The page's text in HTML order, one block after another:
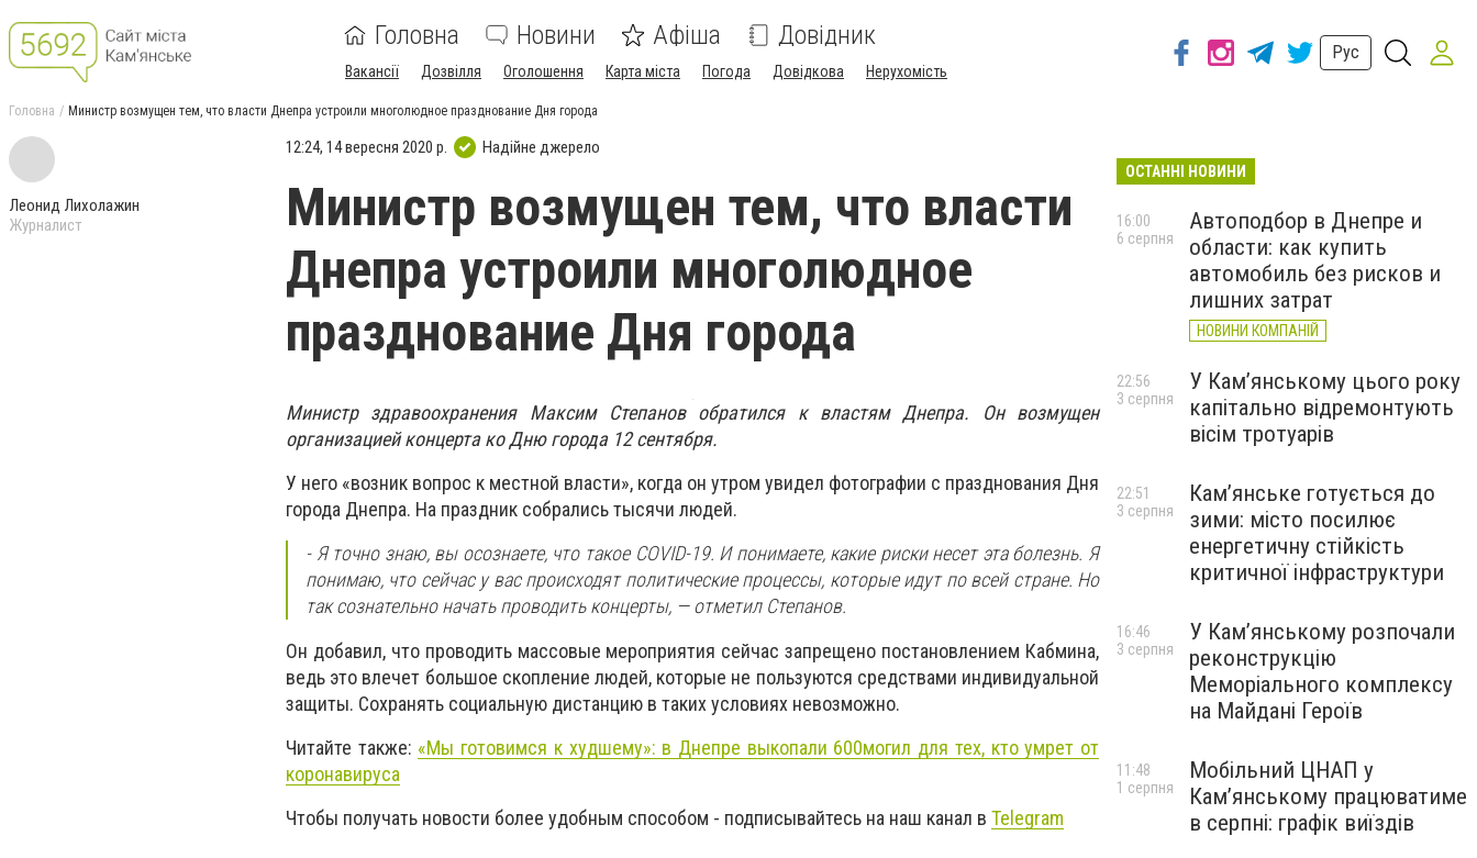
Головна Новини Афіша Довідник
Вакансії Дозвілля Оголошення Карта міста Погода Довідкова Нерухомість
Рус
Головна Министр возмущен тем, что власти Днепра устроили многолюдное празднование Дня города
Леонид Лихолажин
Журналист
12:24, 14 вересня 2020 р. Надійне джерело
Министр возмущен тем, что власти
Днепра устроили многолюдное
празднование Дня города
Министр здравоохранения Максим Степанов обратился к властям Днепра. Он возмущен
организацией концерта ко Дню города 12 сентября.
У него «возник вопрос к местной власти», когда он утром увидел фотографии с празднования Дня
города Днепра. На праздник собрались тысячи людей.
- Я точно знаю, вы осознаете, что такое COVID-19. И понимаете, какие риски несет эта болезнь. Я
понимаю, что сейчас у вас происходят политические процессы, которые идут по всей стране. Но
так сознательно начать проводить концерты, — отметил Степанов.
Он добавил, что проводить массовые мероприятия сейчас запрещено постановлением Кабмина,
ведь это влечет большое скопление людей, которые не пользуются средствами индивидуальной
защиты. Сохранять социальную дистанцию в таких условиях невозможно.
Читайте также: «Мы готовимся к худшему»: в Днепре выкопали 600могил для тех, кто умрет от
коронавируса
Чтобы получать новости более удобным способом - подписывайтесь на наш канал в Telegram
ОСТАННІ НОВИНИ
Автоподбор в Днепре и
области: как купить
автомобиль без рисков и
лишних затрат
НОВИНИ КОМПАНІЙ
16:00
6 серпня
У Кам’янському цього року
капітально відремонтують
вісім тротуарів
22:56
3 серпня
Кам’янське готується до
зими: місто посилює
енергетичну стійкість
критичної інфраструктури
22:51
3 серпня
У Кам’янському розпочали
реконструкцію
Меморіального комплексу
на Майдані Героїв
16:46
3 серпня
Мобільний ЦНАП у
Кам’янському працюватиме
в серпні: графік виїздів
11:48
1 серпня